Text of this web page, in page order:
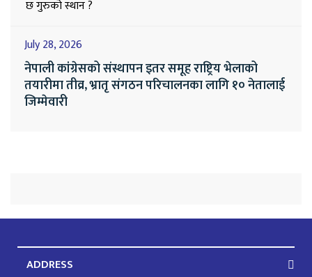
July 28, 2026
नेपाली कांग्रेसको संस्थापन इतर समूह राष्ट्रिय भेलाको
तयारीमा तीव्र, भ्रातृ संगठन परिचालनका लागि १० नेतालाई
जिम्मेवारी
ADDRESS